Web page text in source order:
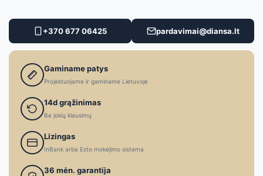
+370 677 06425 pardavimai@diansa.lt
Gaminame patys
Projektuojame ir gaminame Lietuvoje
14d grąžinimas
Be jokių klausimų
Lizingas
InBank arba Esto mokėjimo sistema
36 mėn. garantija